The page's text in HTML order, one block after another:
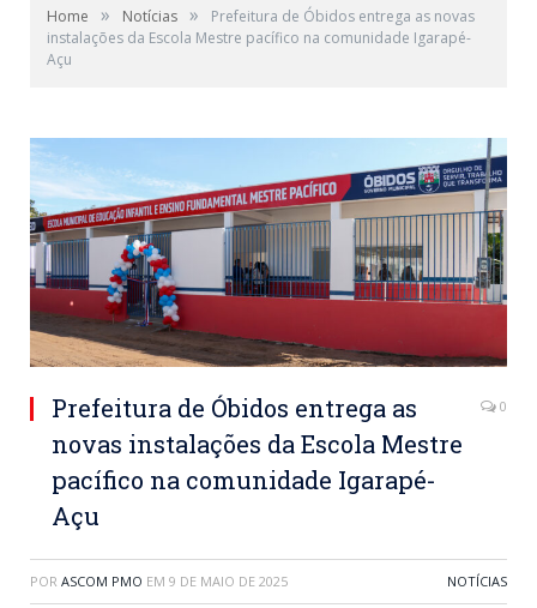
Home » Notícias »
Prefeitura de Óbidos entrega as novas
instalações da Escola Mestre pacífico na comunidade Igarapé-
Açu
Prefeitura de Óbidos entrega as
novas instalações da Escola Mestre
pacífico na comunidade Igarapé-
Açu
0
POR ASCOM PMO EM 9 DE MAIO DE 2025 NOTÍCIAS